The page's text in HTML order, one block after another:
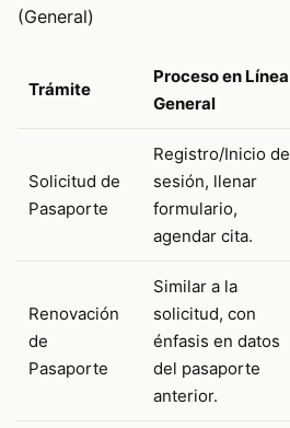
(General)
Trámite
Proceso en Línea
General
Solicitud de
Pasaporte
Registro/Inicio de
sesión, llenar
formulario,
agendar cita.
Renovación
de
Pasaporte
Similar a la
solicitud, con
énfasis en datos
del pasaporte
anterior.